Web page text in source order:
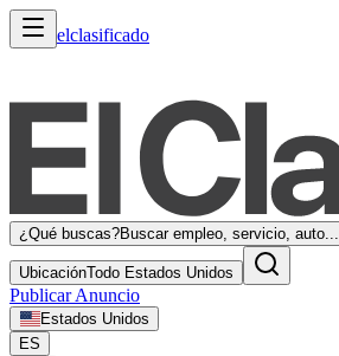
elclasificado
¿Qué buscas?Buscar empleo, servicio, auto...
UbicaciónTodo Estados Unidos
Publicar Anuncio
Estados Unidos
ES